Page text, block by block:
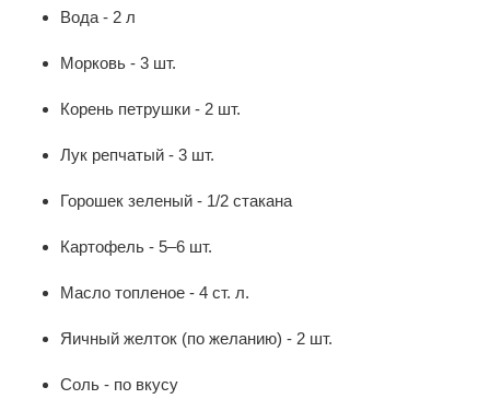
Вода - 2 л
Морковь - 3 шт.
Корень петрушки - 2 шт.
Лук репчатый - 3 шт.
Горошек зеленый - 1/2 стакана
Картофель - 5–6 шт.
Масло топленое - 4 ст. л.
Яичный желток (по желанию) - 2 шт.
Соль - по вкусу